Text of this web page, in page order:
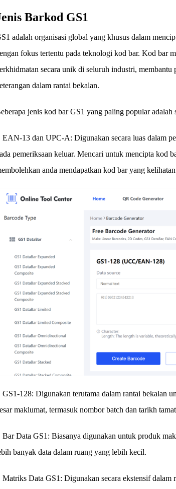
Barkod GS1
adalah organisasi global yang khusus dalam
fokus tertentu pada teknologi kod bar. Kod bar
secara unik di seluruh industri,
dalam rantai bekalan.
jenis kod bar GS1 yang paling popular adalah
EAN-13 dan UPC-A: Digunakan secara luas dalam
pemeriksaan keluar. Mencari untuk mencipta kod
anda mendapatkan kod bar yang
GS1-128: Digunakan terutama dalam rantai bekalan
maklumat, termasuk nombor batch dan tarikh
Bar Data GS1: Biasanya digunakan untuk produk
banyak data dalam ruang yang lebih kecil.
Matriks Data GS1: Digunakan secara ekstensif dalam